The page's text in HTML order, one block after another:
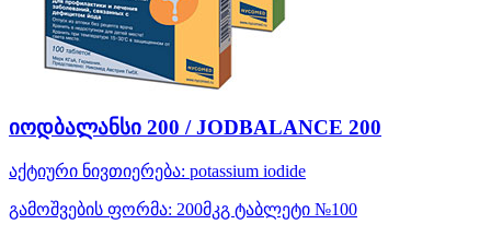
იოდბალანსი 200 / JODBALANCE 200
აქტიური ნივთიერება: potassium iodide
გამოშვების ფორმა: 200მკგ ტაბლეტი №100